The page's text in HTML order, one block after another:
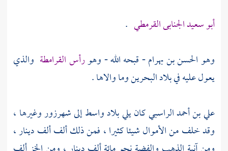
أبو سعيد الجنابى القرمطي .
وهو الحسن بن بهرام- قبحه الله - وهورأس القرامطة والذي
يعول عليه في بلادالبحرينوما والاها .
علي بن أحمد الراسبيكان يلي بلادواسطإلى شهرزور وغيرها ،
وقد خلف من الأموال شيئا كثيرا ، فمن ذلك ألف ألف دينار ،